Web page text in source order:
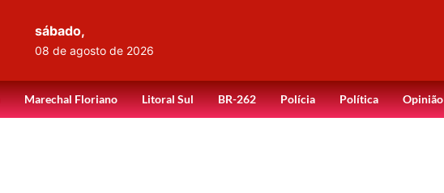
sábado,
08 de agosto de 2026
Marechal Floriano Litoral Sul BR-262 Polícia Política Opinião